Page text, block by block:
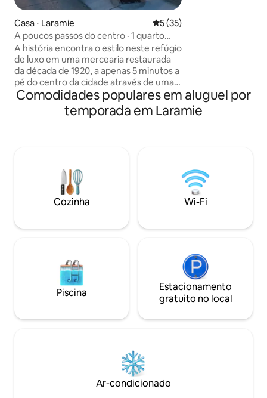
Casa ⋅ Laramie 5 de uma avaliação média
5 (35)
A poucos passos do centro · 1 quarto
selecionado · Quintal privativo
A história encontra o estilo neste refúgio
de luxo em uma mercearia restaurada
da década de 1920, a apenas 5 minutos a
pé do centro da cidade através de uma
icônica passarela que atravessa um pátio
ferroviário ativo. O design minimalista
combina com móveis vintage, modernos
uma cozinha bem abastecida e café
torrado localmente. Precisa de mais
espaço? Reserve nosso acampamento
de luxo com carroça de ovelhas para
carroça de ovelhas de inspiração
condicionado é sazonal.
gratuito na rua na
Comodidades populares em aluguel por
temporada em Laramie
Cozinha Wi-Fi
Piscina
Estacionamento
gratuito no local
Ar-condicionado